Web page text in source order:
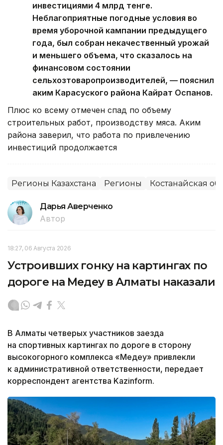
инвестициями 4 млрд тенге.
Неблагоприятные погодные условия во
время уборочной кампании предыдущего
года, был собран некачественный урожай
и меньшего объема, что сказалось на
финансовом состоянии
сельхозтоваропроизводителей, — пояснил
аким Карасуского района Кайрат Оспанов.
Плюс ко всему отмечен спад по объему
строительных работ, производству мяса. Аким
района заверил, что работа по привлечению
инвестиций продолжается
Регионы Казахстана Регионы Костанайская
Дарья Аверченко
Автор
18:27, 06 Августа 2026
Устроивших гонку на картингах по
дороге на Медеу в Алматы наказали
В Алматы четверых участников заезда
на спортивных картингах по дороге в сторону
высокогорного комплекса «Медеу» привлекли
к административной ответственности, передает
корреспондент агентства Kazinform.